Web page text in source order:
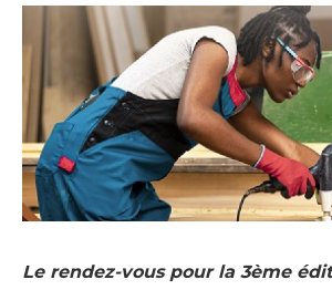
Le rendez-vous pour la 3ème